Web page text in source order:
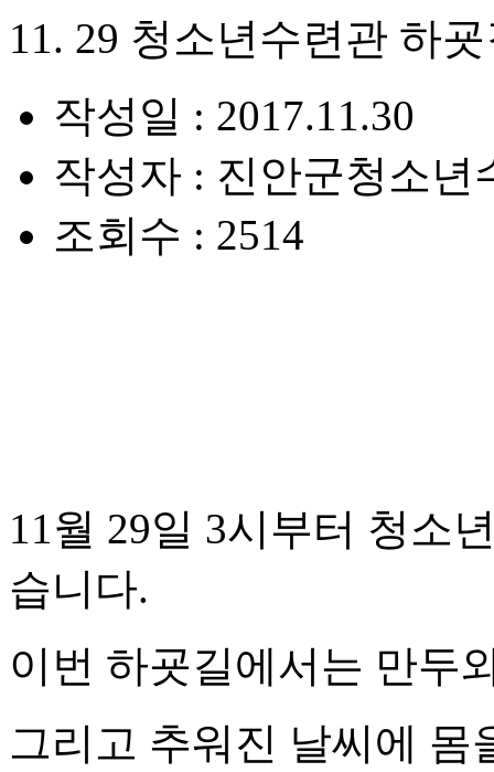
11. 29 청소년수련관 하
작성일 : 2017.11.30
작성자 : 진안군청소년
조회수 : 2514
11월 29일 3시부터 청소
습니다.
이번 하굣길에서는 만두
그리고 추워진 날씨에 몸